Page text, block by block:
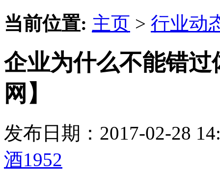
当前位置: 主页 > 行业动
企业为什么不能错过
网】
发布日期：2017-02-28
酒1952